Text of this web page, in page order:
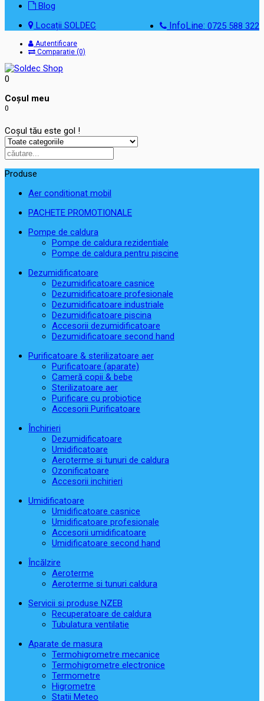
Blog
InfoLine: 0725 588 322
Locații SOLDEC
Autentificare
Comparație (0)
0
Coşul meu
0
Coșul tău este gol !
Produse
Aer conditionat mobil
PACHETE PROMOTIONALE
Pompe de caldura
Pompe de caldura rezidentiale
Pompe de caldura pentru piscine
Dezumidificatoare
Dezumidificatoare casnice
Dezumidificatoare profesionale
Dezumidificatoare industriale
Dezumidificatoare piscina
Accesorii dezumidificatoare
Dezumidificatoare second hand
Purificatoare & sterilizatoare aer
Purificatoare (aparate)
Cameră copii & bebe
Sterilizatoare aer
Purificare cu probiotice
Accesorii Purificatoare
Închirieri
Dezumidificatoare
Umidificatoare
Aeroterme si tunuri de caldura
Ozonificatoare
Accesorii inchirieri
Umidificatoare
Umidificatoare casnice
Umidificatoare profesionale
Accesorii umidificatoare
Umidificatoare second hand
Încălzire
Aeroterme
Aeroterme si tunuri caldura
Servicii si produse NZEB
Recuperatoare de caldura
Tubulatura ventilatie
Aparate de masura
Termohigrometre mecanice
Termohigrometre electronice
Termometre
Higrometre
Statii Meteo